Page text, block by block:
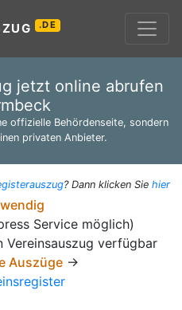
.DE
jetzt online abrufen
offizielle Behördenseite, sondern
privaten Anbieter.
? Dann klicken Sie hier
Service möglich)
Vereinsauszug verfügbar
Auszüge →